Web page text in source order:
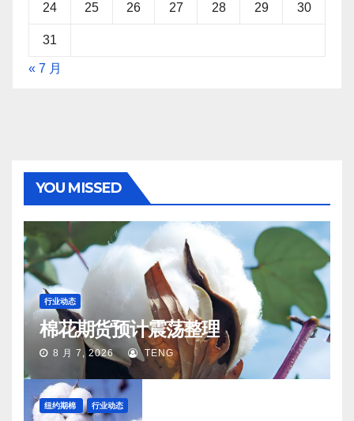
24 25 26 27 28 29 30
31
« 7 月
YOU MISSED
行业动态
棉花期货预计震荡整理
8 月 7, 2026 TENG
纽约期棉 行业动态